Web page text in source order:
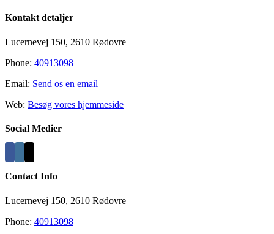
Kontakt detaljer
Lucernevej 150, 2610 Rødovre
Phone: 40913098
Email: Send os en email
Web: Besøg vores hjemmeside
Social Medier
Contact Info
Lucernevej 150, 2610 Rødovre
Phone: 40913098